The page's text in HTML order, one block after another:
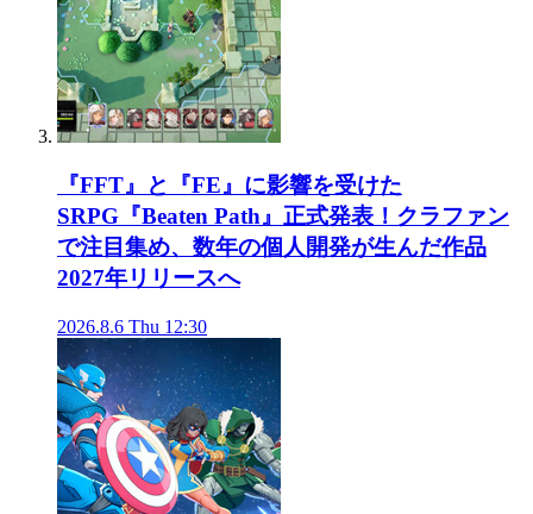
『FFT』と『FE』に影響を受けた
SRPG『Beaten Path』正式発表！クラファン
で注目集め、数年の個人開発が生んだ作品
2027年リリースへ
2026.8.6 Thu 12:30